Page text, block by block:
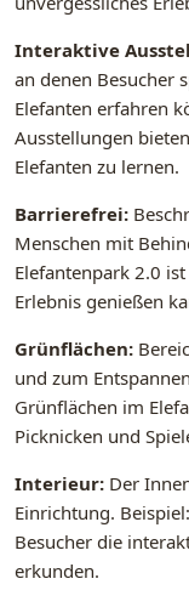
Interaktive
an denen Besucher
Elefanten erfahren
Ausstellungen
Elefanten zu lernen.
Barrierefrei:
Menschen mit
Elefantenpark 2.0
Erlebnis genießen
Grünflächen:
und zum
Grünflächen im
Picknicken und
Interieur: Der
Einrichtung.
Besucher die
erkunden.